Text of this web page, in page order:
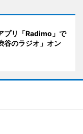
プリ「Radimo」で
谷のラジオ」オン